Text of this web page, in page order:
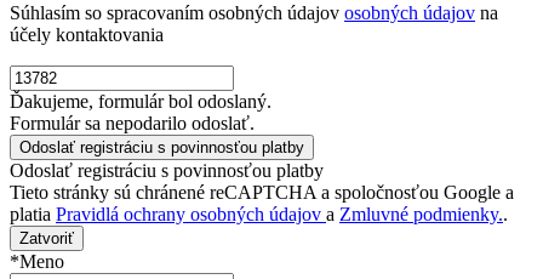
Súhlasím so spracovaním osobných údajov osobných údajov na
účely kontaktovania
Ďakujeme, formulár bol odoslaný.
Formulár sa nepodarilo odoslať.
Odoslať registráciu s povinnosťou platby
Tieto stránky sú chránené reCAPTCHA a spoločnosťou Google a
platia Pravidlá ochrany osobných údajov a Zmluvné podmienky..
Zatvoriť
*Meno